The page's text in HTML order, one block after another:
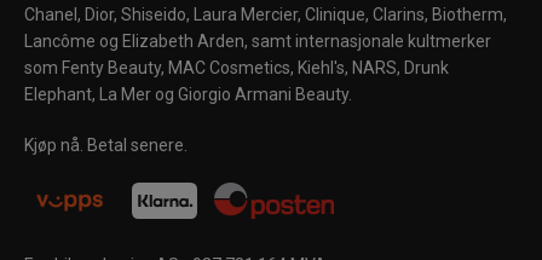
Chanel, Dior, Shiseido, Laura Mercier, Clinique, Clarins, Biotherm,
Lancôme og Elizabeth Arden, samt internasjonale kultmerker
som Fenty Beauty, MAC Cosmetics, Kiehl's, NARS, Drunk
Elephant, La Mer og Giorgio Armani Beauty.
Kjøp nå. Betal senere.